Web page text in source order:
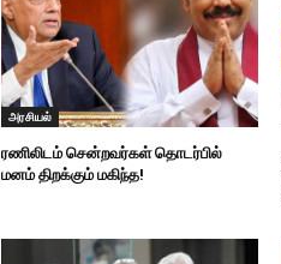
அரசியல்
ரணிலிடம் சென்றவர்கள் தொடர்பில்
மனம் திறக்கும் மகிந்த!